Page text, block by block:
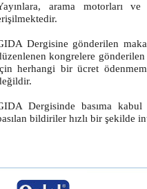
arama motorları
Dergisine gönderilen
kongrelere
herhangi bir ücret
Dergisinde basıma
bildiriler hızlı bir şekilde